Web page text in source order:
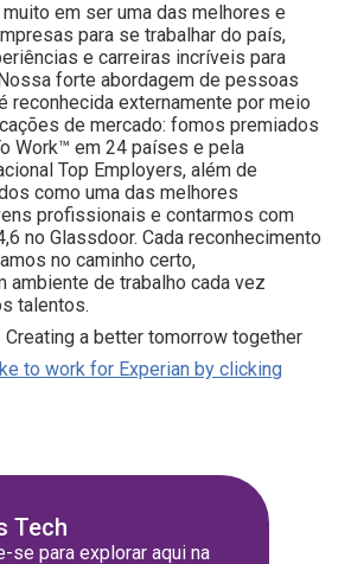
em ser uma das melhores e
para se trabalhar do país,
e carreiras incríveis para
forte abordagem de pessoas
reconhecida externamente por meio
de mercado: fomos premiados
Work™ em 24 países e pela
Top Employers, além de
como uma das melhores
profissionais e contarmos com
no Glassdoor. Cada reconhecimento
no caminho certo,
ambiente de trabalho cada vez
talentos.
Creating a better tomorrow together
to work for Experian by clicking
Tech
se para explorar aqui na